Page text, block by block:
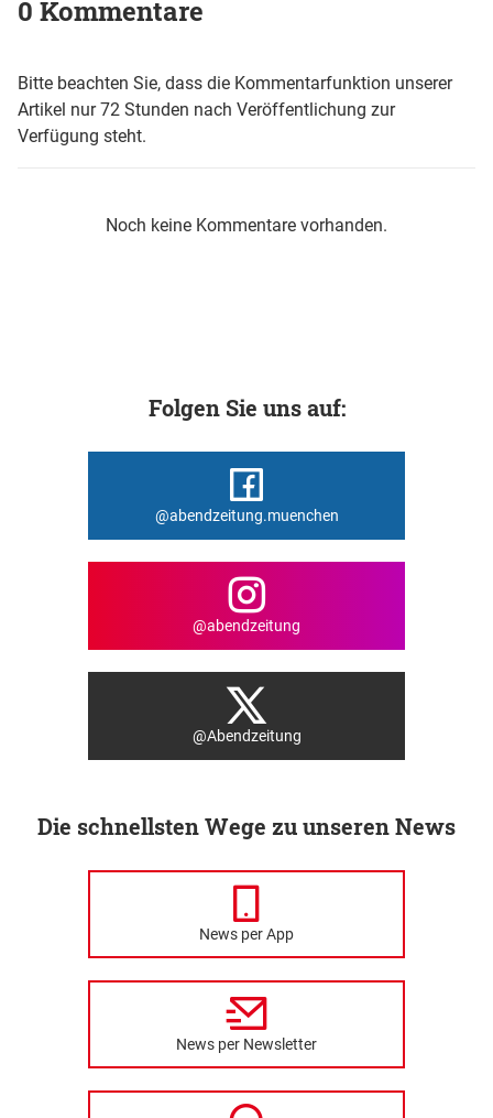
0 Kommentare
Bitte beachten Sie, dass die Kommentarfunktion unserer
Artikel nur 72 Stunden nach Veröffentlichung zur
Verfügung steht.
Noch keine Kommentare vorhanden.
Folgen Sie uns auf:
@abendzeitung.muenchen
@abendzeitung
@Abendzeitung
Die schnellsten Wege zu unseren News
News per App
News per Newsletter